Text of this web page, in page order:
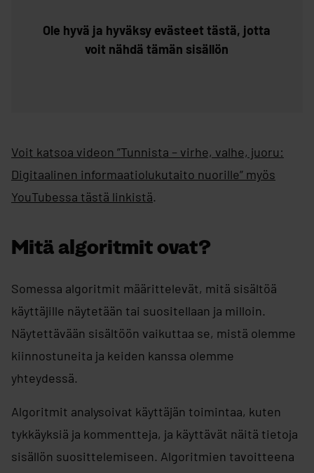
Ole hyvä ja hyväksy evästeet tästä, jotta
voit nähdä tämän sisällön
Voit katsoa videon ”Tunnista – virhe, valhe, juoru:
Digitaalinen informaatiolukutaito nuorille” myös
YouTubessa tästä linkistä.
Mitä algoritmit ovat?​
Somessa algoritmit määrittelevät, mitä sisältöä
käyttäjille näytetään tai suositellaan ja milloin.
Näytettävään sisältöön vaikuttaa se, mistä olemme
kiinnostuneita ja keiden kanssa olemme
yhteydessä.
Algoritmit analysoivat käyttäjän toimintaa, kuten
tykkäyksiä ja kommentteja, ja käyttävät näitä tietoja
sisällön suosittelemiseen. Algoritmien tavoitteena